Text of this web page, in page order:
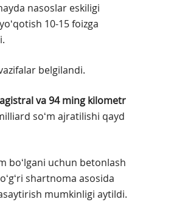
nasoslar eskiligi
10-15 foizga
belgilandi.
va 94 ming kilometr
soʻm ajratilishi qayd
boʻlgani uchun betonlash
shartnoma asosida
mumkinligi aytildi.